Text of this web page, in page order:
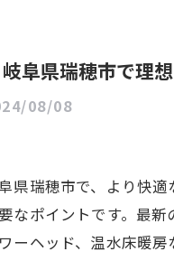
岐阜県瑞穂市で理
08/08
県瑞穂市で、より快
なポイントです。最
ーヘッド、温水床暖